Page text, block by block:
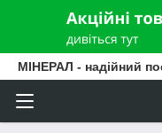
МІНЕРАЛ - надійний